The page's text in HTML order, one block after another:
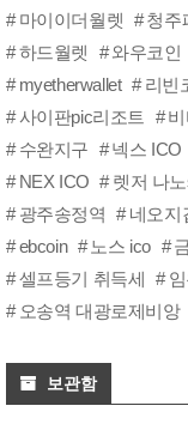
마이이더월렛
청주
하드월렛
와우코인
myetherwallet
리빈
사이판pic리조트
수완지구
넥스 ICO
NEX ICO
렛저 나
광주송정역
네오지
ebcoin
노스 ico
셀프등기 취득세
오송역 대광로제비앙
보관함